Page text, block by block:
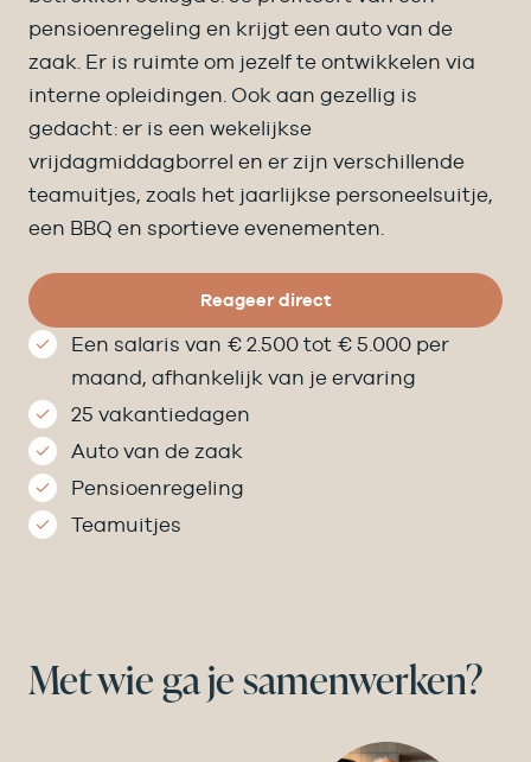
pensioen­regeling en krijgt een auto van de
zaak. Er is ruimte om jezelf te ontwikkelen via
interne opleidingen. Ook aan gezellig is
gedacht: er is een wekelijkse
vrijdagmiddagborrel en er zijn verschillende
teamuitjes, zoals het jaarlijkse personeelsuitje,
een BBQ en sportieve evenementen.
Reageer direct
Een salaris van € 2.500 tot € 5.000 per
maand, afhankelijk van je ervaring
25 vakantiedagen
Auto van de zaak
Pensioenregeling
Teamuitjes
Met wie ga je samenwerken?